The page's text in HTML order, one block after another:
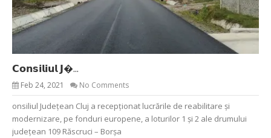
𝗖𝗼𝗻𝘀𝗶𝗹𝗶𝘂𝗹 𝗝�...
Feb 24, 2021 No Comments
onsiliul Județean Cluj a recepționat lucrările de reabilitare și
modernizare, pe fonduri europene, a loturilor 1 și 2 ale drumului
județean 109 Răscruci – Borșa